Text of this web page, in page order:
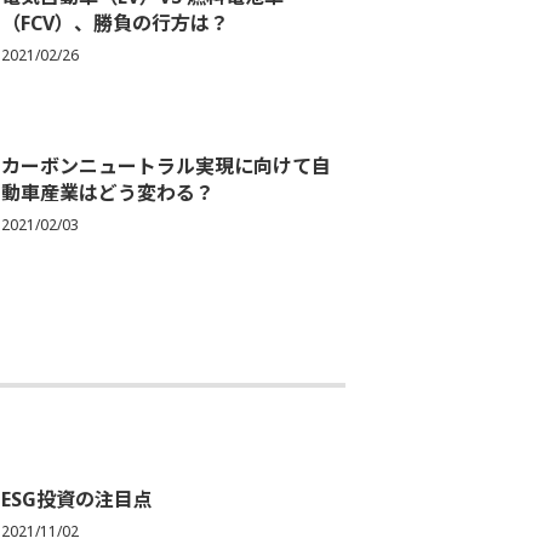
（FCV）、勝負の行方は？
2021/02/26
カーボンニュートラル実現に向けて自
動車産業はどう変わる？
2021/02/03
ESG投資の注目点
2021/11/02